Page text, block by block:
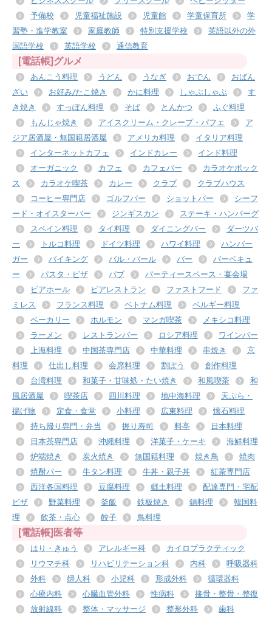
予備校
児童福祉施設 児童館 学童保育所
学
習塾・進学教室
家庭教師 特別支援学校
英語以外の外
国語学校
英語学校 通信教育
[電話帳]グルメ
あんこう料理 うどん うなぎ おでん
おばん
ざい
お好み/たこ焼き かに料理 しゃぶしゃぶ
す
き焼き
すっぽん料理 そば とんかつ
ふぐ料理
もんじゃ焼き
アイスクリーム・クレープ・パフェ
ア
ジア居酒屋・無国籍居酒屋
アメリカ料理
イタリア料理
インターネットカフェ
インドカレー
インド料理
オーガニック
カフェ カフェバー
カラオケボック
ス
カラオケ喫茶 カレー クラブ
クラブハウス
コーヒー専門店
ゴルフバー ショットバー
シーフ
ード・オイスターバー
ジンギスカン
ステーキ・ハンバーグ
スペイン料理
タイ料理 ダイニングバー
ダーツバ
ー
トルコ料理 ドイツ料理 ハワイ料理
ハンバー
ガー
バイキング バル・バール バー
バーベキュ
ー
パスタ・ピザ パブ
パーティースペース・宴会場
ビアホール
ビアレストラン ファストフード
ファ
ミレス
フランス料理 ベトナム料理
ベルギー料理
ベーカリー
ホルモン マンガ喫茶
メキシコ料理
ラーメン
レストランバー ロシア料理
ワインバー
上海料理
中国茶専門店 中華料理 串焼き
京
料理
仕出し料理 会席料理 割ぽう
創作料理
台湾料理
和菓子・甘味処・たい焼き 和風喫茶
和
風居酒屋
喫茶店 四川料理 地中海料理
天ぷら・
揚げ物
定食・食堂 小料理 広東料理
懐石料理
持ち帰り専門・弁当
握り寿司 料亭
日本料理
日本茶専門店
沖縄料理 洋菓子・ケーキ
海鮮料理
炉端焼き
炭火焼き 無国籍料理 焼き鳥
焼肉
焼酎バー
牛タン料理 牛丼・親子丼
紅茶専門店
西洋各国料理
豆腐料理 郷土料理
配達専門・宅配
ピザ
野菜料理 釜飯 鉄板焼き 鍋料理
韓国料
理
飲茶・点心 餃子 鳥料理
[電話帳]医者等
はり・きゅう アレルギー科
カイロプラクティック
リウマチ科
リハビリテーション科 内科
呼吸器科
外科
婦人科 小児科 形成外科
循環器科
心療内科
心臓血管外科 性病科
接骨・整骨・整復
放射線科
整体・マッサージ 整形外科
歯科